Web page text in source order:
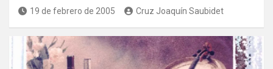
19 de febrero de 2005 Cruz Joaquín Saubidet